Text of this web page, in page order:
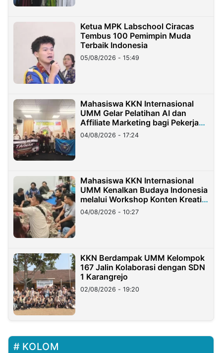
Ketua MPK Labschool Ciracas
Tembus 100 Pemimpin Muda
Terbaik Indonesia
05/08/2026 - 15:49
Mahasiswa KKN Internasional
UMM Gelar Pelatihan AI dan
Affiliate Marketing bagi Pekerja
Migran Indonesia di Taiwan
04/08/2026 - 17:24
Mahasiswa KKN Internasional
UMM Kenalkan Budaya Indonesia
melalui Workshop Konten Kreatif
di Taiwan
04/08/2026 - 10:27
KKN Berdampak UMM Kelompok
167 Jalin Kolaborasi dengan SDN
1 Karangrejo
02/08/2026 - 19:20
KOLOM